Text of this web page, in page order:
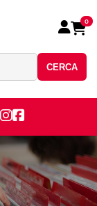
CERCA
0